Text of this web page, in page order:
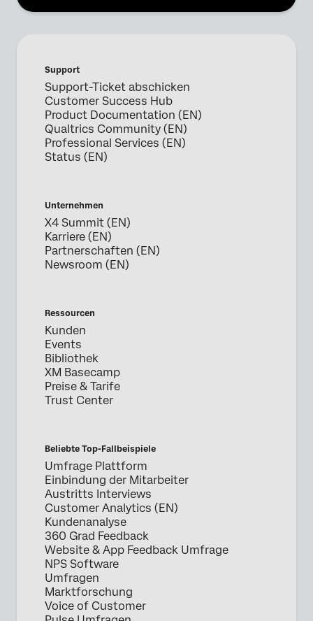
Support
Support-Ticket abschicken
Customer Success Hub
Product Documentation (EN)
Qualtrics Community (EN)
Professional Services (EN)
Status (EN)
Unternehmen
X4 Summit (EN)
Karriere (EN)
Partnerschaften (EN)
Newsroom (EN)
Ressourcen
Kunden
Events
Bibliothek
XM Basecamp
Preise & Tarife
Trust Center
Beliebte Top-Fallbeispiele
Umfrage Plattform
Einbindung der Mitarbeiter
Austritts Interviews
Customer Analytics (EN)
Kundenanalyse
360 Grad Feedback
Website & App Feedback Umfrage
NPS Software
Umfragen
Marktforschung
Voice of Customer